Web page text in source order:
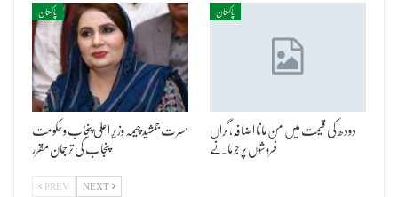
پاکستان
مسرت جمشید چیمہ وزیر اعلیٰ پنجاب و حکومت
پنجاب کی ترجمان مقرر
پاکستان
دودھ کی قیمت میں من مانا اضافہ، گراں
فروشوں پر جرمانے
PREV NEXT